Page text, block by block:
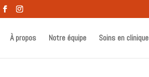
À propos Notre équipe Soins en clinique